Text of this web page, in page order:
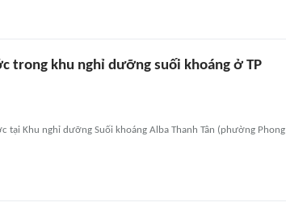
trong khu nghỉ dưỡng suối khoáng ở TP
tại Khu nghỉ dưỡng Suối khoáng Alba Thanh Tân (phường Phong